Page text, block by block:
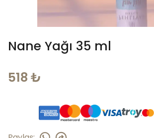
Nane Yağı 35 ml
518 ₺